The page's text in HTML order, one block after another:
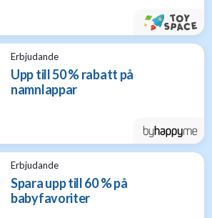
Erbjudande
Upp till 50 % rabatt på
namnlappar
Erbjudande
Spara upp till 60 % på
babyfavoriter